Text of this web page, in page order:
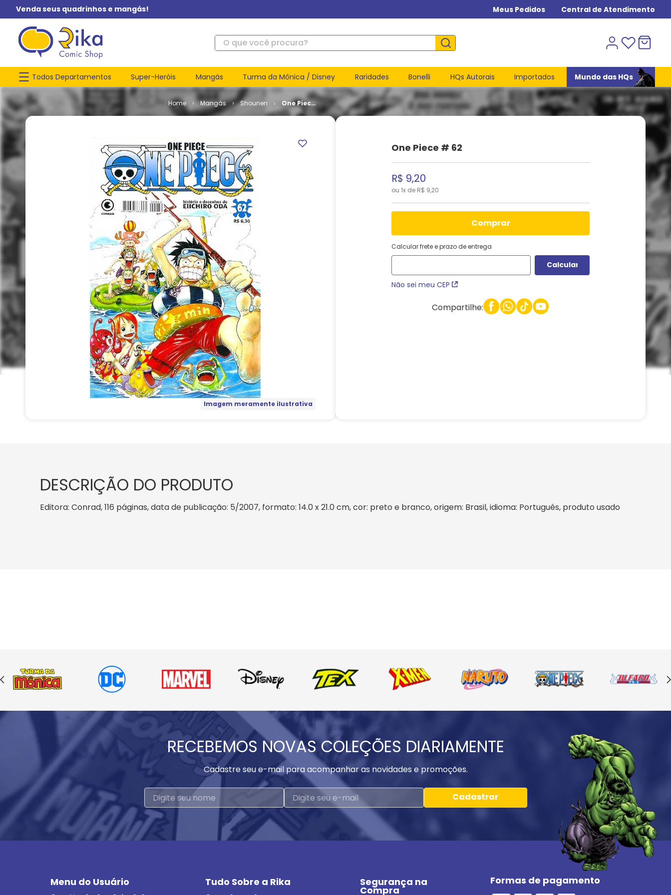
Venda seus quadrinhos e mangás! Meus Pedidos Central de Atendimento
O que você procura?
Todos Departamentos Super-Heróis Mangás Turma da Mônica / Disney Raridades Bonelli HQs Autorais Importados Mundo das HQs
Mangás Shounen
One Piece
# 62
Imagem meramente ilustrativa
One Piece # 62
R$ 9,20
ou 1x de R$ 9,20
comprar
Calcular frete e prazo de entrega
Não sei meu CEP
Compartilhe:
DESCRIÇÃO DO PRODUTO
Editora: Conrad, 116 páginas, data de publicação: 5/2007, formato: 14.0 x 21.0 cm, cor: preto e branco, origem: Brasil, idioma: Português, produto usado
RECEBEMOS NOVAS COLEÇÕES DIARIAMENTE
Cadastre seu e-mail para acompanhar as novidades e promoções.
Cadastrar
Menu do Usuário Tudo Sobre a Rika Segurança na
Compra
Formas de pagamento